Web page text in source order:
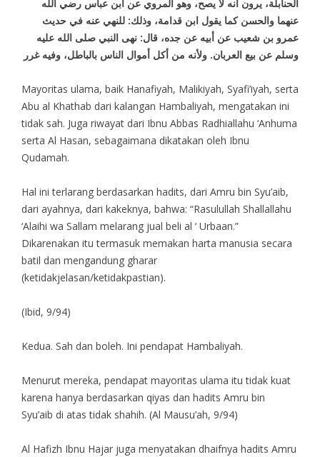
الحنابلة، يرون أنه لا يصح، وهو المروي عن ابن عباس رضي الله
عنهما والحسن كما يقول ابن قدامة، وذلك: للنهي عنه في حديث
عمرو بن شعيب عن أبيه عن جده، قال: نهى النبي صلى الله عليه
وسلم عن بيع العربان. ولأنه من أكل أموال الناس بالباطل، وفيه غرر
Mayoritas ulama, baik Hanafiyah, Malikiyah, Syafi’iyah, serta
Abu al Khathab dari kalangan Hambaliyah, mengatakan ini
tidak sah. Juga riwayat dari Ibnu Abbas Radhiallahu ‘Anhuma
serta Al Hasan, sebagaimana dikatakan oleh Ibnu
Qudamah.
Hal ini terlarang berdasarkan hadits, dari Amru bin Syu’aib,
dari ayahnya, dari kakeknya, bahwa: “Rasulullah Shallallahu
‘Alaihi wa Sallam melarang jual beli al ‘ Urbaan.”
Dikarenakan itu termasuk memakan harta manusia secara
batil dan mengandung gharar
(ketidakjelasan/ketidakpastian).
(Ibid, 9/94)
Kedua. Sah dan boleh. Ini pendapat Hambaliyah.
Menurut mereka, pendapat mayoritas ulama itu tidak kuat
karena hanya berdasarkan qiyas dan hadits Amru bin
Syu’aib di atas tidak shahih. (Al Mausu’ah, 9/94)
Al Hafizh Ibnu Hajar juga menyatakan dhaifnya hadits Amru